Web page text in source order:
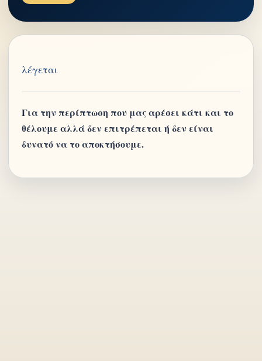
λέγεται
Για την περίπτωση που μας αρέσει κάτι και το
θέλουμε αλλά δεν επιτρέπεται ή δεν είναι
δυνατό να το αποκτήσουμε.